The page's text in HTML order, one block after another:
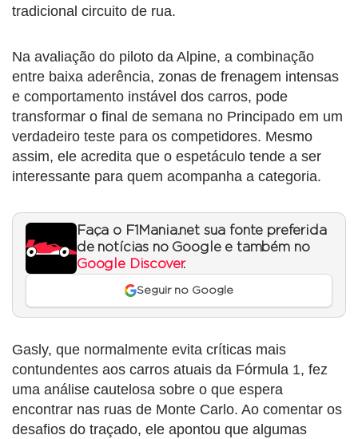
tradicional circuito de rua.
Na avaliação do piloto da Alpine, a combinação
entre baixa aderência, zonas de frenagem intensas
e comportamento instável dos carros, pode
transformar o final de semana no Principado em um
verdadeiro teste para os competidores. Mesmo
assim, ele acredita que o espetáculo tende a ser
interessante para quem acompanha a categoria.
Faça o F1Mania.net sua fonte preferida
de notícias no Google e também no
Google Discover.
Seguir no Google
Gasly, que normalmente evita críticas mais
contundentes aos carros atuais da Fórmula 1, fez
uma análise cautelosa sobre o que espera
encontrar nas ruas de Monte Carlo. Ao comentar os
desafios do traçado, ele apontou que algumas